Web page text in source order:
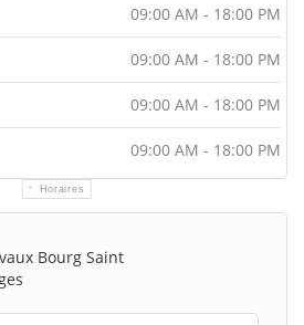
Horaires
09:00 AM - 18:00 PM
09:00 AM - 18:00 PM
09:00 AM - 18:00 PM
09:00 AM - 18:00 PM
Bourg Saint